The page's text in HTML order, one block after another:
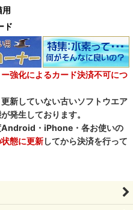
ド
強化によるカード決済不可につ
新していない古いソフトウエア
発生しております。
Android・iPhone・各お使いの
態に更新してから決済を行って